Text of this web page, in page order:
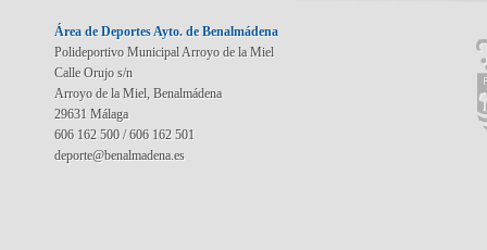
Área de Deportes Ayto. de Benalmádena
Polideportivo Municipal Arroyo de la Miel
Calle Orujo s/n
Arroyo de la Miel, Benalmádena
29631 Málaga
606 162 500 / 606 162 501
deporte@benalmadena.es